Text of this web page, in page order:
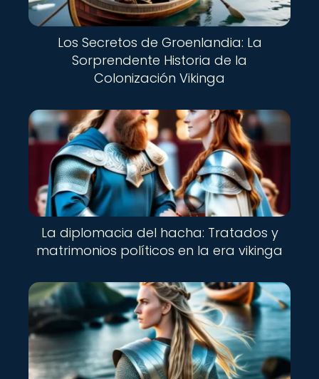
Los Secretos de Groenlandia: La
Sorprendente Historia de la
Colonización Vikinga
La diplomacia del hacha: Tratados y
matrimonios políticos en la era vikinga